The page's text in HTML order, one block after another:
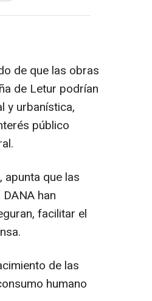
de que las obras
de Letur podrían
y urbanística,
público
apunta que las
han
facilitar el
de las
humano